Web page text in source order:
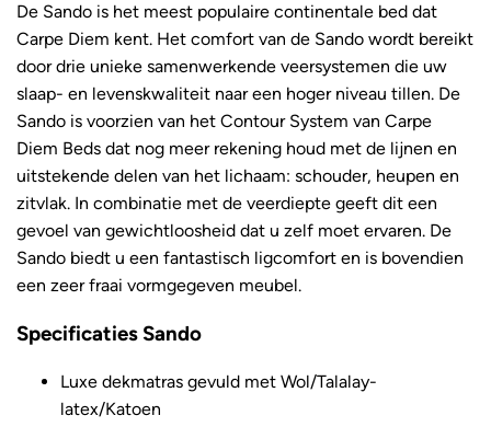
De Sando is het meest populaire continentale bed dat
Carpe Diem kent. Het comfort van de Sando wordt bereikt
door drie unieke samenwerkende veersystemen die uw
slaap- en levenskwaliteit naar een hoger niveau tillen. De
Sando is voorzien van het Contour System van Carpe
Diem Beds dat nog meer rekening houd met de lijnen en
uitstekende delen van het lichaam: schouder, heupen en
zitvlak. In combinatie met de veerdiepte geeft dit een
gevoel van gewichtloosheid dat u zelf moet ervaren. De
Sando biedt u een fantastisch ligcomfort en is bovendien
een zeer fraai vormgegeven meubel.
Specificaties Sando
Luxe dekmatras gevuld met Wol/Talalay-
latex/Katoen